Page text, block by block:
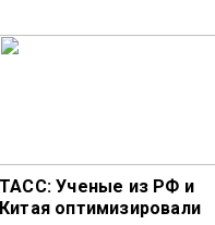
ТАСС: Ученые из РФ и
Китая оптимизировали